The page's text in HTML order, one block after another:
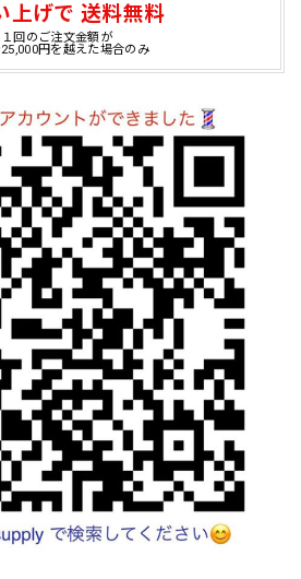
上げで 送料無料
１回のご注文金額が
円を越えた場合のみ